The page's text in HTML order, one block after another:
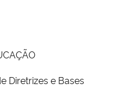
Diretrizes e Bases